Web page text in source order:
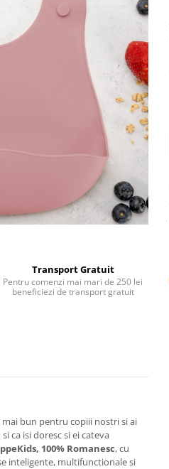
Transport Gratuit
Pentru comenzi mai mari de 250 lei
beneficiezi de transport gratuit
bun pentru copiii nostri si ai
ca isi doresc si ei cateva
100% Romanesc, cu
inteligente, multifunctionale si